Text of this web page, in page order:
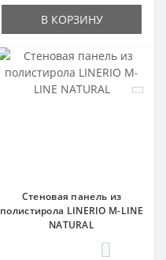
В КОРЗИНУ
Стеновая панель из
полистирола LINERIO M-LINE
NATURAL